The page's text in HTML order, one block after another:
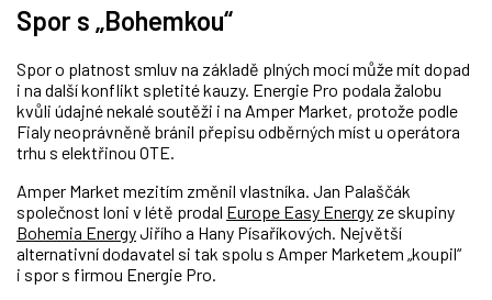
Spor s „Bohemkou“
Spor o platnost smluv na základě plných mocí může mít dopad
i na další konflikt spletité kauzy. Energie Pro podala žalobu
kvůli údajné nekalé soutěži i na Amper Market, protože podle
Fialy neoprávněně bránil přepisu odběrných míst u operátora
trhu s elektřinou OTE.
Amper Market mezitím změnil vlastníka. Jan Palaščák
společnost loni v létě prodal Europe Easy Energy ze skupiny
Bohemia EnergyJiřího a Hany Písaříkových. Největší
alternativní dodavatel si tak spolu s Amper Marketem „koupil“
i spor s firmou Energie Pro.